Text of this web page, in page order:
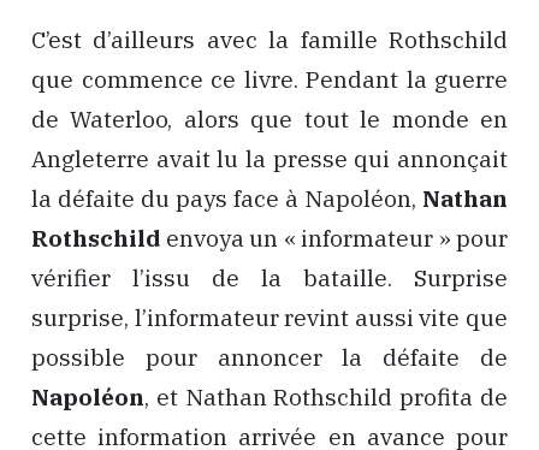
C’est d’ailleurs avec la famille Rothschild
que commence ce livre. Pendant la guerre
de Waterloo, alors que tout le monde en
Angleterre avait lu la presse qui annonçait
la défaite du pays face à Napoléon, Nathan
Rothschild envoya un « informateur » pour
vérifier l’issu de la bataille. Surprise
surprise, l’informateur revint aussi vite que
possible pour annoncer la défaite de
Napoléon, et Nathan Rothschild profita de
cette information arrivée en avance pour